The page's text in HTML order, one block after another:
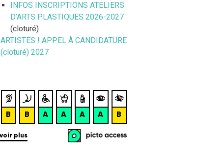
INFOS INSCRIPTIONS ATELIERS
D’ARTS PLASTIQUES 2026-2027
(cloturé)
ARTISTES ! APPEL À CANDIDATURE
(cloturé) 2027